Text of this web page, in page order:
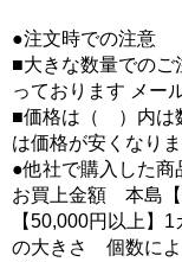
●注文時で
■大きな数量でのご
っております メー
■価格は（ ）内は
は価格が安くなり
●他社で購入した商
お買上金額 本島【
【50,000円以上】
の大きさ 個数によ